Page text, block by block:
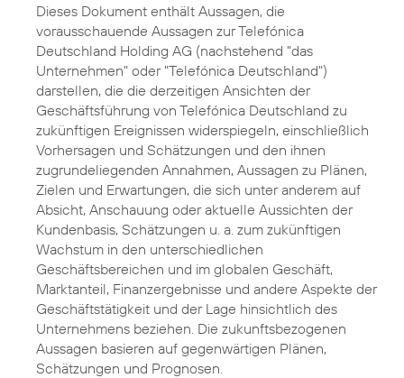
Dieses Dokument enthält Aussagen, die
vorausschauende Aussagen zur Telefónica
Deutschland Holding AG (nachstehend "das
Unternehmen" oder "Telefónica Deutschland")
darstellen, die die derzeitigen Ansichten der
Geschäftsführung von Telefónica Deutschland zu
zukünftigen Ereignissen widerspiegeln, einschließlich
Vorhersagen und Schätzungen und den ihnen
zugrundeliegenden Annahmen, Aussagen zu Plänen,
Zielen und Erwartungen, die sich unter anderem auf
Absicht, Anschauung oder aktuelle Aussichten der
Kundenbasis, Schätzungen u. a. zum zukünftigen
Wachstum in den unterschiedlichen
Geschäftsbereichen und im globalen Geschäft,
Marktanteil, Finanzergebnisse und andere Aspekte der
Geschäftstätigkeit und der Lage hinsichtlich des
Unternehmens beziehen. Die zukunftsbezogenen
Aussagen basieren auf gegenwärtigen Plänen,
Schätzungen und Prognosen.